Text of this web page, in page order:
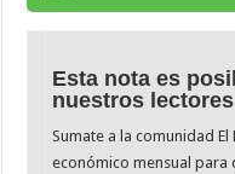
Esta nota es
nuestros lectores
Sumate a la comunidad
económico mensual